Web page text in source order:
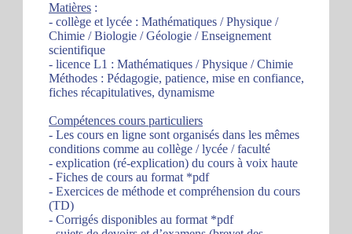
Matières :
- collège et lycée : Mathématiques / Physique /
Chimie / Biologie / Géologie / Enseignement
scientifique
- licence L1 : Mathématiques / Physique / Chimie
Méthodes : Pédagogie, patience, mise en confiance,
fiches récapitulatives, dynamisme
Compétences cours particuliers
- Les cours en ligne sont organisés dans les mêmes
conditions comme au collège / lycée / faculté
- explication (ré-explication) du cours à voix haute
- Fiches de cours au format *pdf
- Exercices de méthode et compréhension du cours
(TD)
- Corrigés disponibles au format *pdf